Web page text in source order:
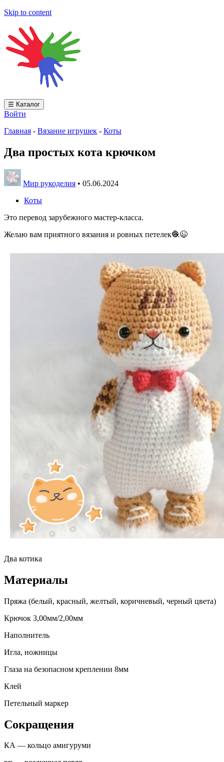
Skip to content
☰ Каталог
Войти
Главная - Вязание игрушек - Коты
Два простых кота крючком
Мир рукоделия • 05.06.2024
Коты
Это перевод зарубежного мастер-класса.
Желаю вам приятного вязания и ровных петелек🧶😉
Два котика
Материалы
Пряжа (белый, красный, желтый, коричневый, черный цвета)
Крючок 3,00мм/2,00мм
Наполнитель
Игла, ножницы
Глаза на безопасном креплении 8мм
Клей
Петельный маркер
Сокращения
КА — кольцо амигуруми